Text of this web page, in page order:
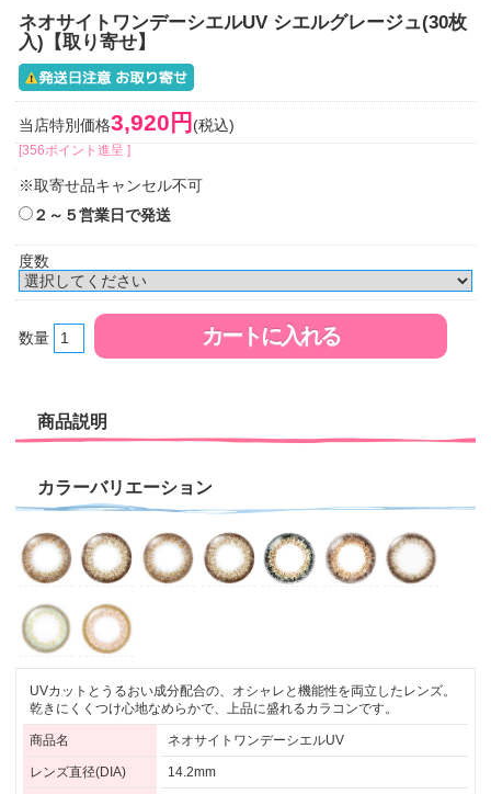
ネオサイトワンデーシエルUV シエルグレージュ(30枚
入)【取り寄せ】
当店特別価格3,920円 (税込)
[356ポイント進呈 ]
※取寄せ品キャンセル不可
２～５営業日で発送
度数
数量
商品説明
カラーバリエーション
UVカットとうるおい成分配合の、オシャレと機能性を両立したレンズ。
乾きにくくつけ心地なめらかで、上品に盛れるカラコンです。
商品名 ネオサイトワンデーシエルUV
レンズ直径(DIA) 14.2mm